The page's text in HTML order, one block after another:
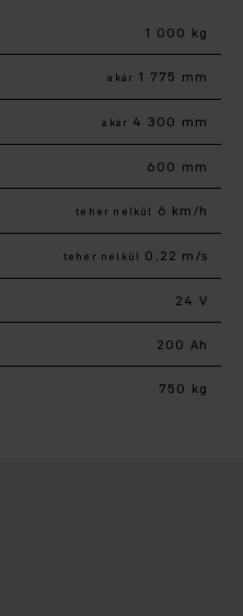
1 000 kg
akár 1 775 mm
akár 4 300 mm
600 mm
teher nélkül 6 km/h
teher nélkül 0,22 m/s
24 V
200 Ah
750 kg